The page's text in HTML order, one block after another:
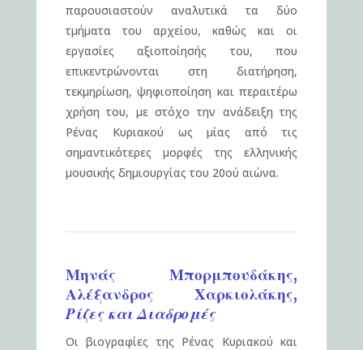
παρουσιαστούν αναλυτικά τα δύο
τμήματα του αρχείου, καθώς και οι
εργασίες αξιοποίησής του, που
επικεντρώνονται στη διατήρηση,
τεκμηρίωση, ψηφιοποίηση και περαιτέρω
χρήση του, με στόχο την ανάδειξη της
Ρένας Κυριακού ως μίας από τις
σημαντικότερες μορφές της ελληνικής
μουσικής δημιουργίας του 20ού αιώνα.
Μηνάς Μπορμπουδάκης,
Αλέξανδρος Χαρκιολάκης,
Ρίζες και Διαδρομές
Οι βιογραφίες της Ρένας Κυριακού και